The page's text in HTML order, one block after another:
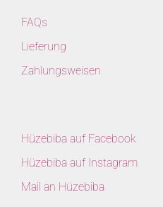
FAQs
Lieferung
Zahlungsweisen
Hüzebiba auf Facebook
Hüzebiba auf Instagram
Mail an Hüzebiba